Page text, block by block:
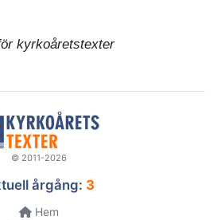
kyrkoåretstexter
© 2011-2026
årgång: 3
Hem